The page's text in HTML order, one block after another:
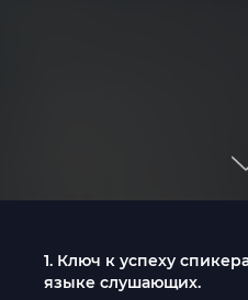
1. Ключ к успеху
языке слушающих.